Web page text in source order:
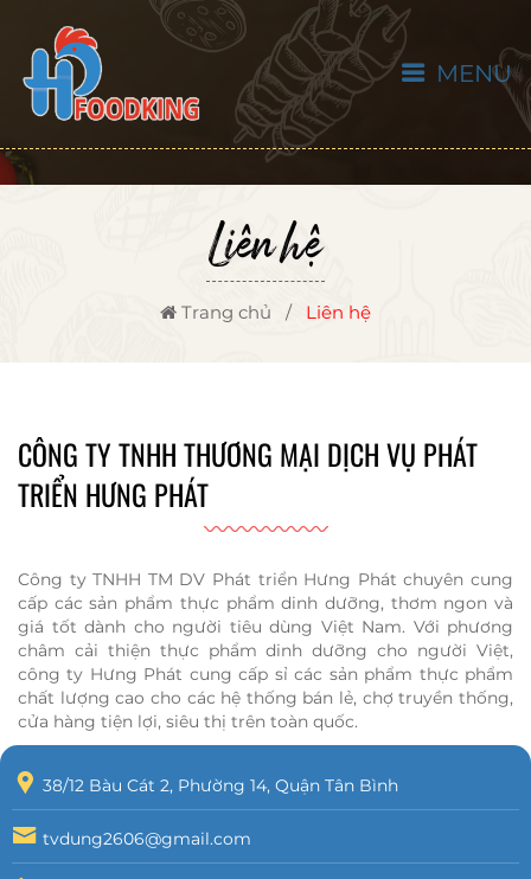
Liên hệ
Trang chủ / Liên hệ
CÔNG TY TNHH THƯƠNG MẠI DỊCH VỤ PHÁT
TRIỂN HƯNG PHÁT
Công ty TNHH TM DV Phát triển Hưng Phát chuyên cung
cấp các sản phẩm thực phẩm dinh dưỡng, thơm ngon và
giá tốt dành cho người tiêu dùng Việt Nam. Với phương
châm cải thiện thực phẩm dinh dưỡng cho người Việt,
công ty Hưng Phát cung cấp sỉ các sản phẩm thực phẩm
chất lượng cao cho các hệ thống bán lẻ, chợ truyền thống,
cửa hàng tiện lợi, siêu thị trên toàn quốc.
38/12 Bàu Cát 2, Phường 14, Quận Tân Bình
tvdung2606@gmail.com
MENU